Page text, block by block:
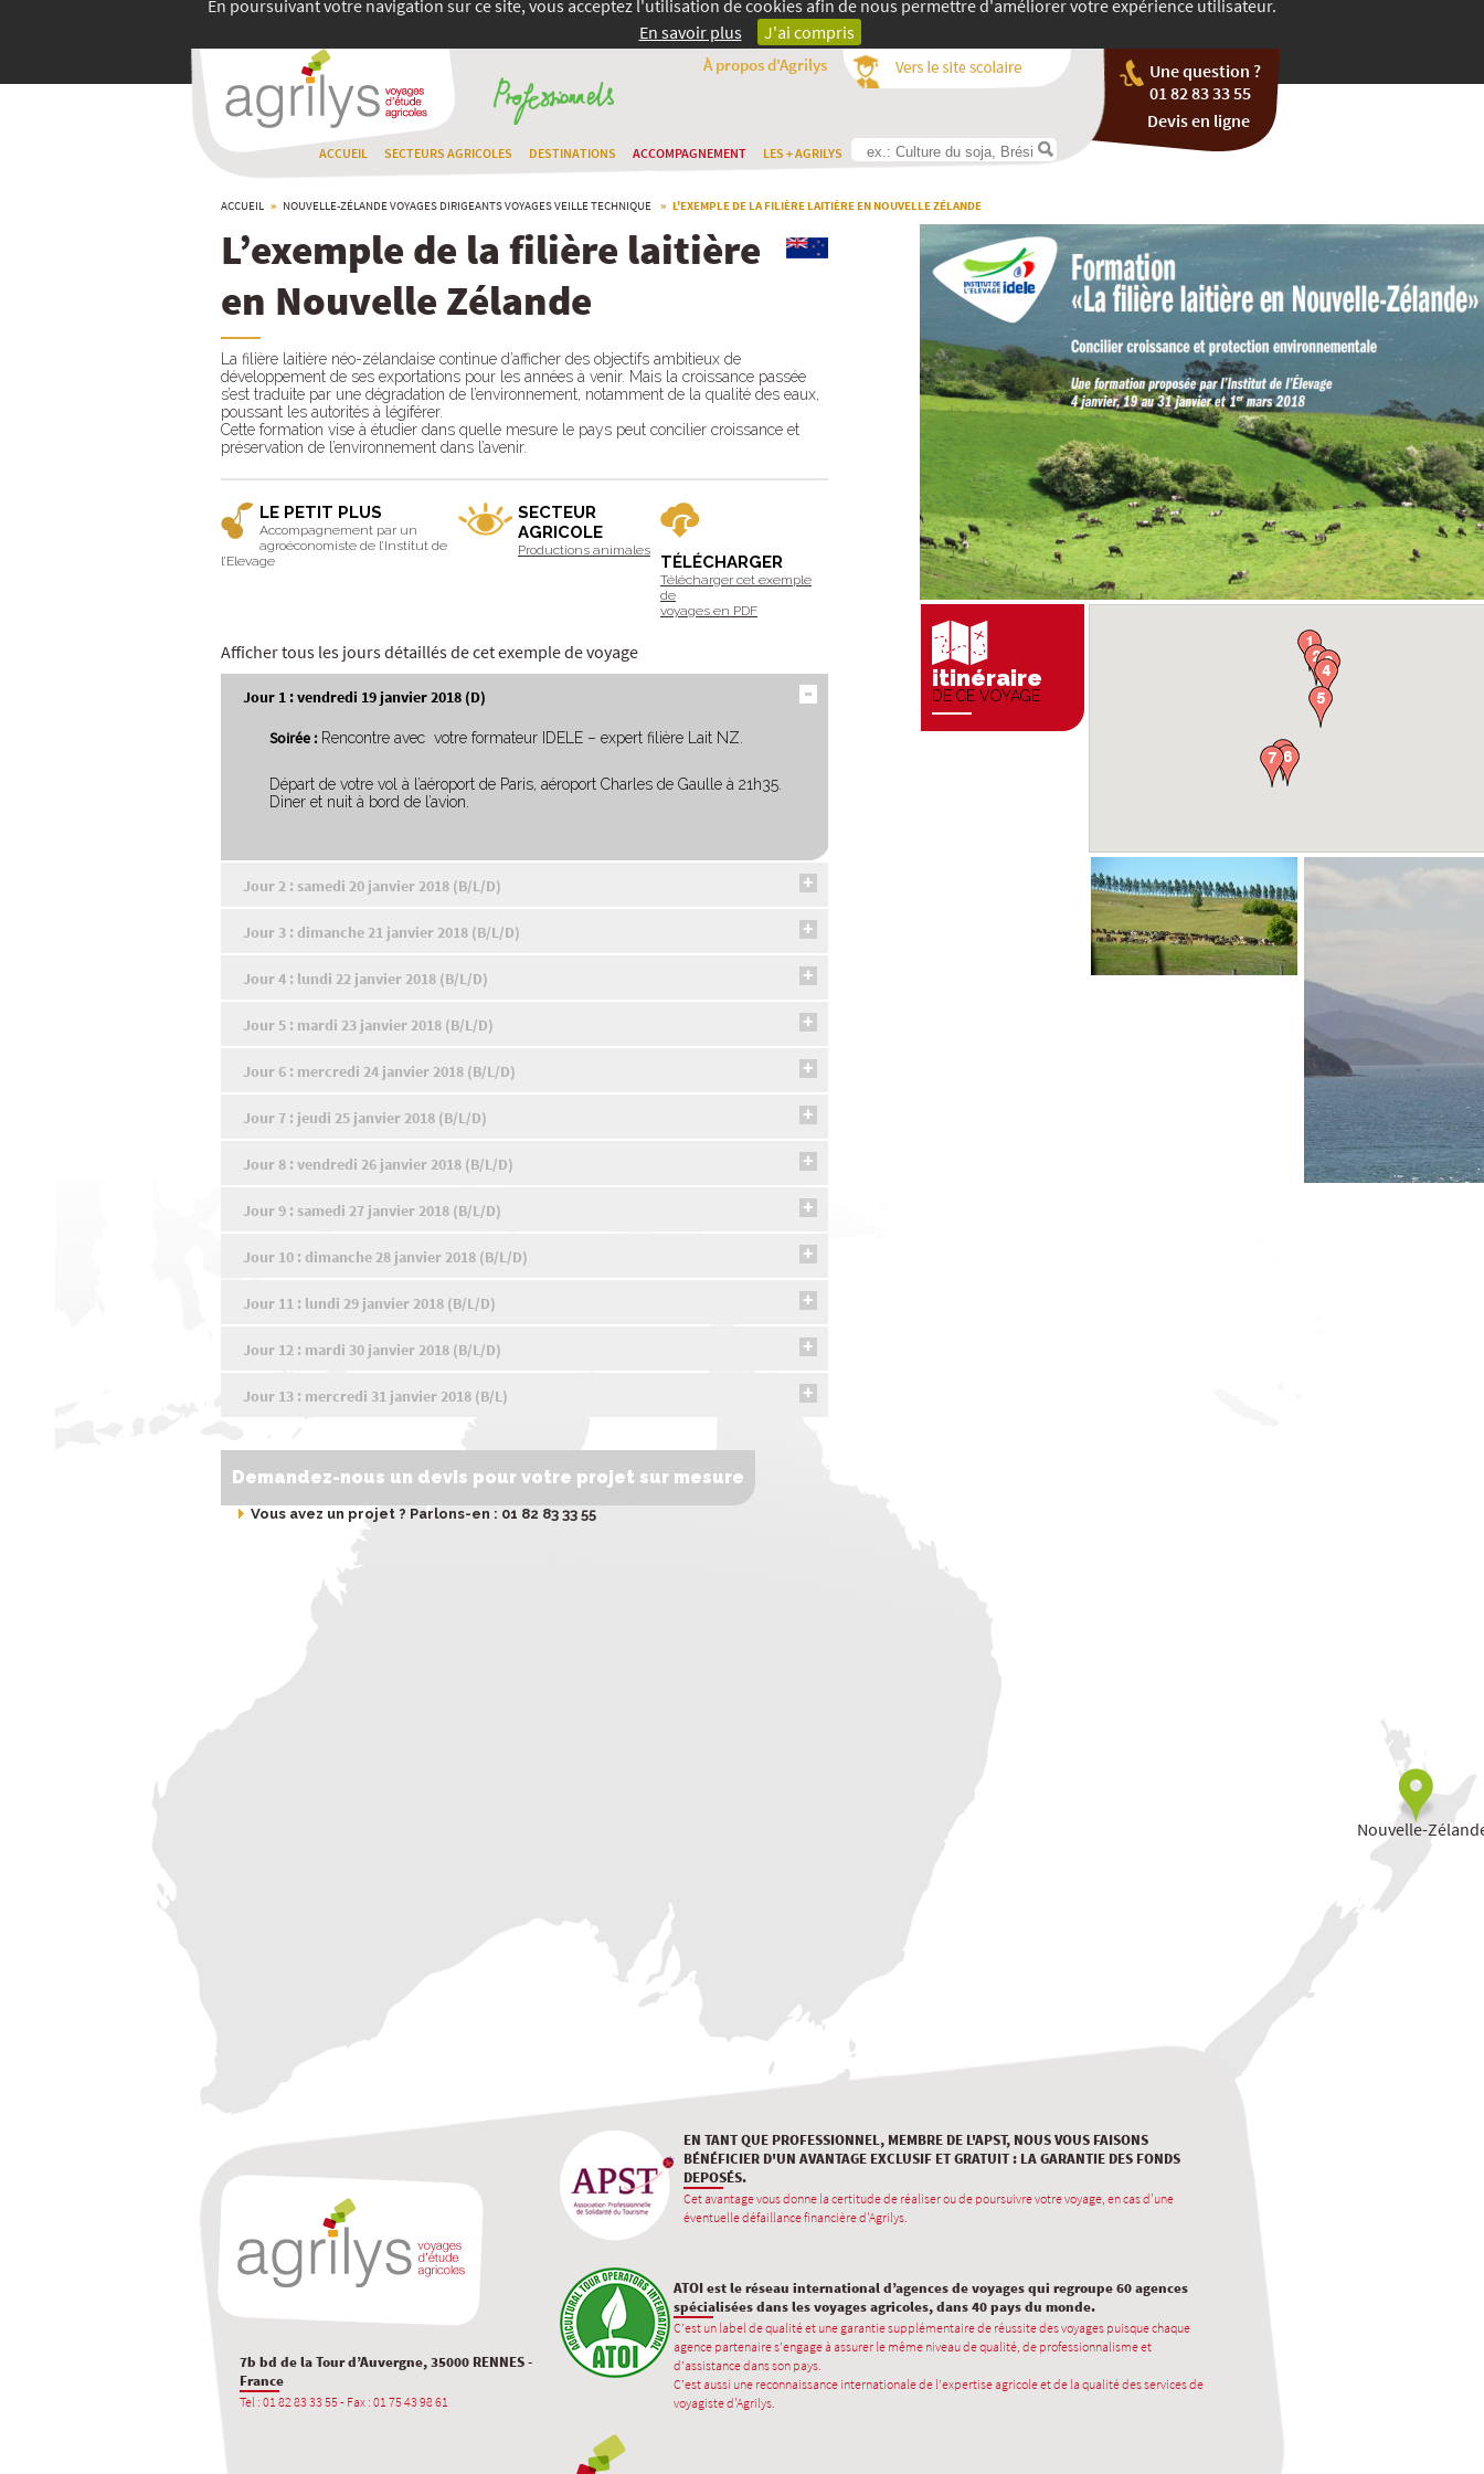
En poursuivant votre navigation sur ce site, vous acceptez l'utilisation de cookies afin de nous permettre d'améliorer votre expérience utilisateur.
En savoir plus
J'ai compris
Une question ?
01 82 83 33 55
Devis en ligne
À propos d'Agrilys
ACCUEIL SECTEURS AGRICOLES DESTINATIONS ACCOMPAGNEMENT LES + AGRILYS
ACCUEIL » NOUVELLE-ZÉLANDEVOYAGES DIRIGEANTSVOYAGES VEILLE TECHNIQUE » L'EXEMPLE DE LA FILIÈRE LAITIÈRE EN NOUVELLE ZÉLANDE
L’exemple de la filière laitière
en Nouvelle Zélande
La filière laitière néo-zélandaise continue d’afficher des objectifs ambitieux de
développement de ses exportations pour les années à venir. Mais la croissance passée
s’est traduite par une dégradation de l’environnement, notamment de la qualité des eaux,
poussant les autorités à légiférer.
Cette formation vise à étudier dans quelle mesure le pays peut concilier croissance et
préservation de l’environnement dans l’avenir.
LE PETIT PLUS
Accompagnement par un
agroéconomiste de l’Institut de
l’Elevage
SECTEUR
AGRICOLE
Productions animales
TÉLÉCHARGER
Télécharger cet exemple
de
voyages en PDF
Afficher tous les jours détaillés de cet exemple de voyage
Jour 1 : vendredi 19 janvier 2018 (D)
Soirée : Rencontre avec votre formateur IDELE – expert filière Lait NZ.
Départ de votre vol à l’aéroport de Paris, aéroport Charles de Gaulle à 21h35.
Diner et nuit à bord de l’avion.
Jour 2 : samedi 20 janvier 2018 (B/L/D)
Jour 3 : dimanche 21 janvier 2018 (B/L/D)
Jour 4 : lundi 22 janvier 2018 (B/L/D)
Jour 5 : mardi 23 janvier 2018 (B/L/D)
Jour 6 : mercredi 24 janvier 2018 (B/L/D)
Jour 7 : jeudi 25 janvier 2018 (B/L/D)
Jour 8 : vendredi 26 janvier 2018 (B/L/D)
Jour 9 : samedi 27 janvier 2018 (B/L/D)
Jour 10 : dimanche 28 janvier 2018 (B/L/D)
Jour 11 : lundi 29 janvier 2018 (B/L/D)
Jour 12 : mardi 30 janvier 2018 (B/L/D)
Jour 13 : mercredi 31 janvier 2018 (B/L)
Demandez-nous un devis pour votre projet sur mesure
Vous avez un projet ? Parlons-en : 01 82 83 33 55
itinéraire
DE CE VOYAGE
Nouvelle-
7b bd de la Tour d’Auvergne, 35000 RENNES -
France
Tel : 01 82 83 33 55 - Fax : 01 75 43 98 61
EN TANT QUE PROFESSIONNEL, MEMBRE DE L'APST, NOUS VOUS FAISONS
BÉNÉFICIER D'UN AVANTAGE EXCLUSIF ET GRATUIT : LA GARANTIE DES FONDS
DEPOSÉS.
Cet avantage vous donne la certitude de réaliser ou de poursuivre votre voyage, en cas d'une
éventuelle défaillance financière d'Agrilys.
ATOI est le réseau international d’agences de voyages qui regroupe 60 agences
spécialisées dans les voyages agricoles, dans 40 pays du monde.
C’est un label de qualité et une garantie supplémentaire de réussite des voyages puisque chaque
agence partenaire s’engage à assurer le même niveau de qualité, de professionnalisme et
d’assistance dans son pays.
C’est aussi une reconnaissance internationale de l’expertise agricole et de la qualité des services de
voyagiste d'Agrilys.